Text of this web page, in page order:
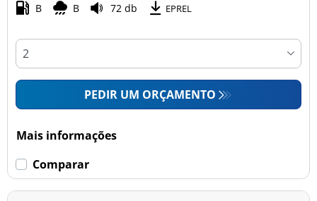
B B 72 db EPREL
PEDIR UM ORÇAMENTO
Mais informações
Comparar